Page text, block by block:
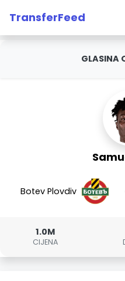
TransferFeed
GLASINA
Botev Plovdiv
1.0M
CIJENA